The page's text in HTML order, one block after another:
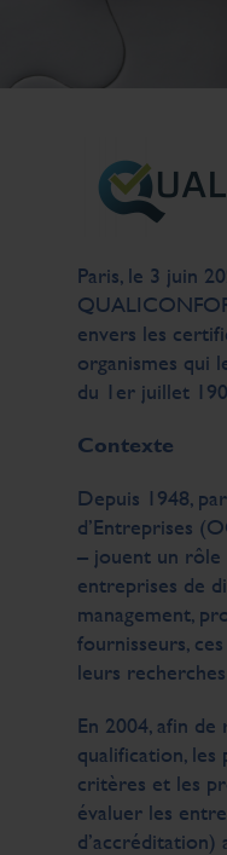
Paris, le 3 juin
envers les
organismes qui
du 1er juillet
Contexte
Depuis 1948,
d’Entreprises
– jouent un rôle
entreprises de
management,
fournisseurs,
leurs
En 2004, afin
qualification,
critères et les
évaluer les
d’accréditation)